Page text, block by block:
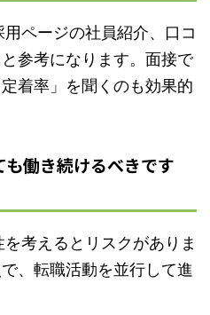
ページの社員紹介、口コ
参考になります。面接で
着率」を聞くのも効果的
働き続けるべきです
考えるとリスクがありま
、転職活動を並行して進